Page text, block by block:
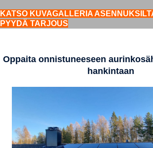
KATSO KUVAGALLERIA
PYYDÄ TARJOUS
Oppaita onnistuneeseen
hankintaan